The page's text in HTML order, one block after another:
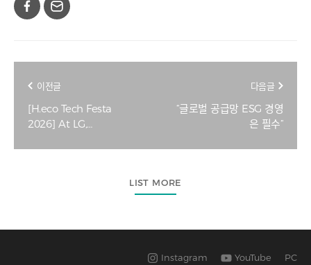
이전글
[H.eco Tech Festa
2026] At LG,
다음글
“글로벌 공급망 ESG 경영
은 필수”
LIST MORE
Instagram YouTube PC